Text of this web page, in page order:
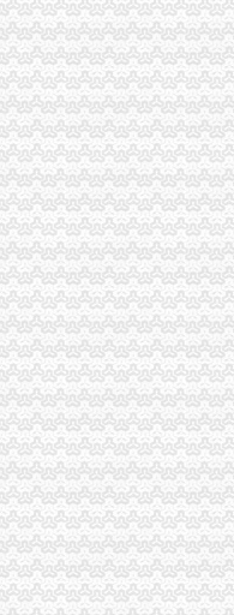
向万州新田镇捐赠5万元救灾款